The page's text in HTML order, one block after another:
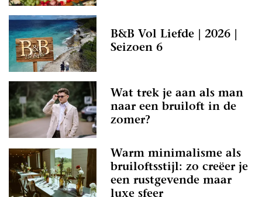
B&B Vol Liefde | 2026 |
Seizoen 6
Wat trek je aan als man
naar een bruiloft in de
zomer?
Warm minimalisme als
bruiloftsstijl: zo creëer je
een rustgevende maar
luxe sfeer